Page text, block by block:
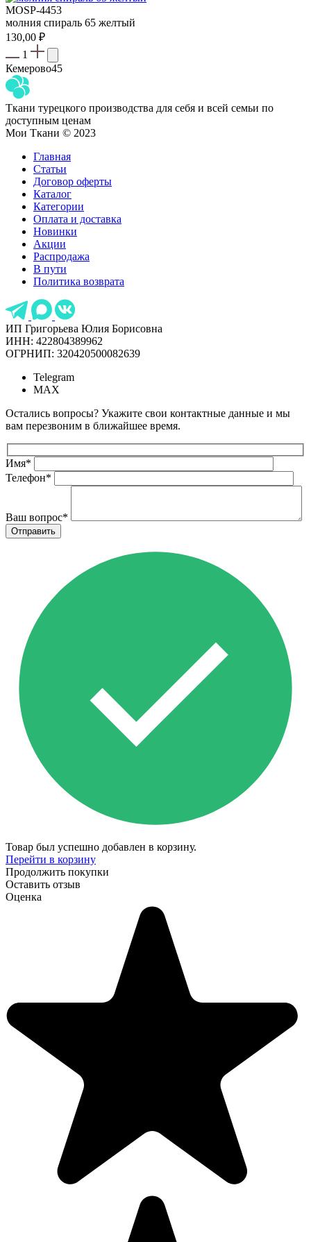
MOSP-4453
молния спираль 65 желтый
130,00 ₽
1
Кемерово45
Ткани турецкого производства для себя и всей семьи по
доступным ценам
Мои Ткани © 2023
Главная
Статьи
Договор оферты
Каталог
Категории
Оплата и доставка
Новинки
Акции
Распродажа
В пути
Политика возврата
ИП Григорьева Юлия Борисовна
ИНН: 422804389962
ОГРНИП: 320420500082639
Telegram
MAX
Остались вопросы? Укажите свои контактные данные и мы
вам перезвоним в ближайшее время.
Имя*
Телефон*
Ваш вопрос*
Товар был успешно добавлен в корзину.
Перейти в корзину
Продолжить покупки
Оставить отзыв
Оценка